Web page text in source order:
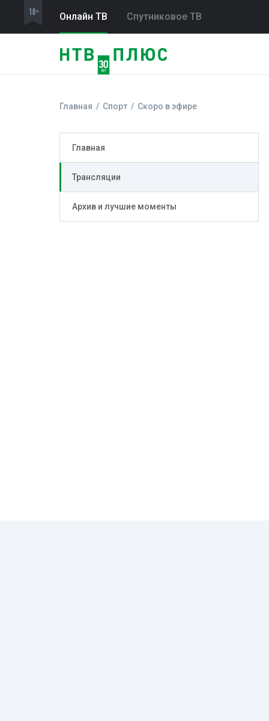
Онлайн ТВ Спутниковое ТВ
Главная Спорт Скоро в эфире
Главная
Трансляции
Архив и лучшие моменты